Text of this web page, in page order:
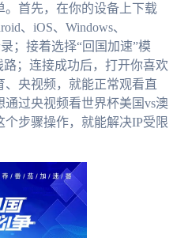
。首先，在你的设备上下载
、iOS、Windows、
；接着选择“回国加速”模
；连接成功后，打开你喜欢
央视频，就能正常观看直
过央视频看世界杯美国vs澳
步骤操作，就能解决IP受限